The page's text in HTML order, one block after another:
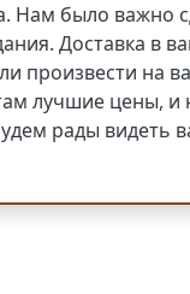
Нам было важно
Доставка в
произвести на
лучшие цены,
рады видеть